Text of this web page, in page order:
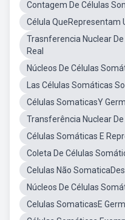
Contagem De Células
Célula QueRepresentam
Trasnferencia Nuclear
Real
Núcleos De Células
Las Células Somáticas
Células SomaticasY
Transferência Nuclear
Células Somáticas E
Coleta De Células
Celulas Não
Núcleos De Células
Celulas SomaticasE